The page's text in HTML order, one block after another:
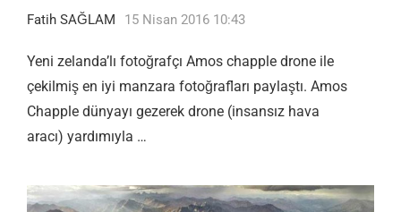
Fatih SAĞLAM 15 Nisan 2016 10:43
Yeni zelanda’lı fotoğrafçı Amos chapple drone ile
çekilmiş en iyi manzara fotoğrafları paylaştı. Amos
Chapple dünyayı gezerek drone (insansız hava
aracı) yardımıyla …